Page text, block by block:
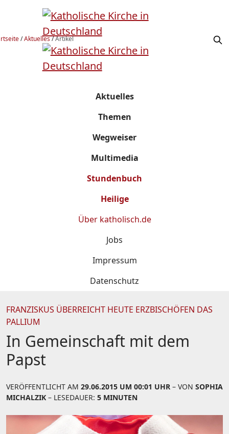
/Aktuelles/Artikel
Aktuelles
Themen
Wegweiser
Multimedia
Stundenbuch
Heilige
Über katholisch.de
Jobs
Impressum
Datenschutz
FRANZISKUS ÜBERREICHT HEUTE ERZBISCHÖFEN DAS
PALLIUM
In Gemeinschaft mit dem
Papst
VERÖFFENTLICHT AM 29.06.2015 UM 00:01 UHR – VON SOPHIA
MICHALZIK – LESEDAUER: 5 MINUTEN